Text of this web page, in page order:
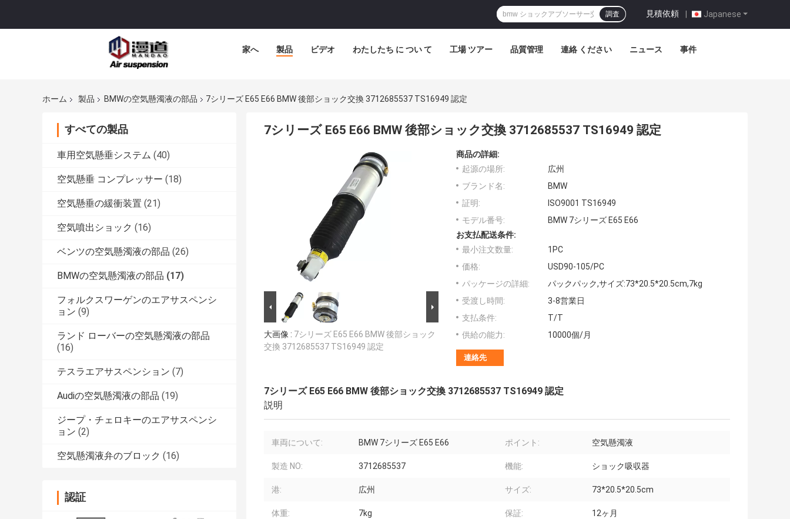
Japanese
見積依頼 |
調査
家へ 製品 ビデオ わたしたち に つい て 工場 ツアー 品質管理 連絡 ください ニュース 事件
ホーム 製品 BMWの空気懸濁液の部品 7シリーズ E65 E66 BMW 後部ショック交換 3712685537 TS16949 認定
すべての製品
車用空気懸垂システム (40)
空気懸垂 コンプレッサー (18)
空気懸垂の緩衝装置 (21)
空気噴出ショック (16)
ベンツの空気懸濁液の部品 (26)
BMWの空気懸濁液の部品 (17)
フォルクスワーゲンのエアサスペンシ
ョン (9)
ランド ローバーの空気懸濁液の部品
(16)
テスラエアサスペンション (7)
Audiの空気懸濁液の部品 (19)
ジープ・チェロキーのエアサスペンシ
ョン (2)
空気懸濁液弁のブロック (16)
認証
7シリーズ E65 E66 BMW 後部ショック交換 3712685537 TS16949 認定
大画像 : 7シリーズ E65 E66 BMW 後部ショック
交換 3712685537 TS16949 認定
商品の詳細:
起源の場所:
広州
ブランド名:
BMW
証明:
ISO9001 TS16949
モデル番号:
BMW 7シリーズ E65 E66
お支払配送条件:
最小注文数量:
1PC
価格:
USD90-105/PC
パッケージの詳細:
パックパック,サイズ:73*20.5*20.5cm,7kg
受渡し時間:
3-8営業日
支払条件:
T/T
供給の能力:
10000個/月
連絡先
7シリーズ E65 E66 BMW 後部ショック交換 3712685537 TS16949 認定
説明
車両について: BMW 7シリーズ E65 E66 ポイント: 空気懸濁液
製造 NO: 3712685537 機能: ショック吸収器
港: 広州 サイズ: 73*20.5*20.5cm
体重: 7kg 保証: 12ヶ月